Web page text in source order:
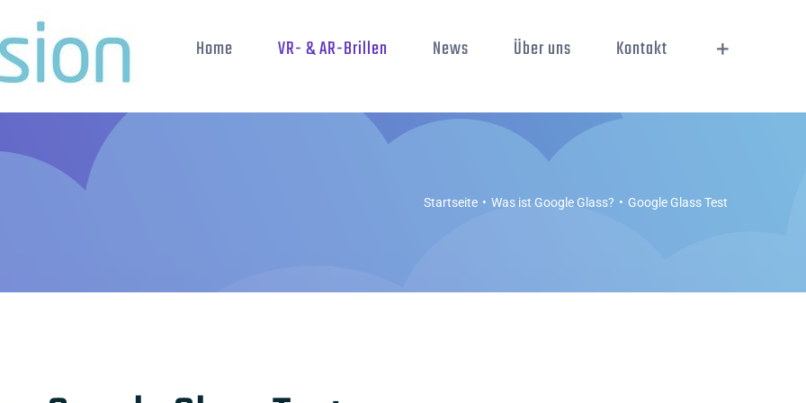
Home VR- & AR-Brillen News Über uns Kontakt
Startseite Was ist Google Glass? Google Glass Test